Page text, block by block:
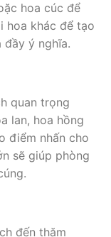
hoa cúc để
hoa khác để tạo
đầy ý nghĩa.
quan trọng
lan, hoa hồng
điểm nhấn cho
sẽ giúp phòng
đến thăm